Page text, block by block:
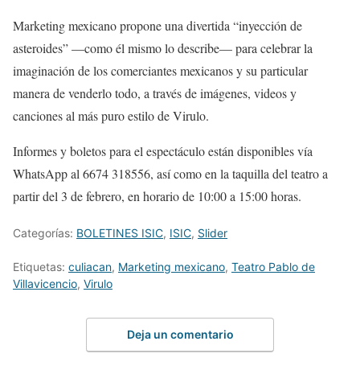
Marketing mexicano propone una divertida “inyección de
asteroides” —como él mismo lo describe— para celebrar la
imaginación de los comerciantes mexicanos y su particular
manera de venderlo todo, a través de imágenes, videos y
canciones al más puro estilo de Virulo.
Informes y boletos para el espectáculo están disponibles vía
WhatsApp al 6674 318556, así como en la taquilla del teatro a
partir del 3 de febrero, en horario de 10:00 a 15:00 horas.
Categorías: BOLETINES ISIC, ISIC, Slider
Etiquetas: culiacan, Marketing mexicano, Teatro Pablo de
Villavicencio, Virulo
Deja un comentario